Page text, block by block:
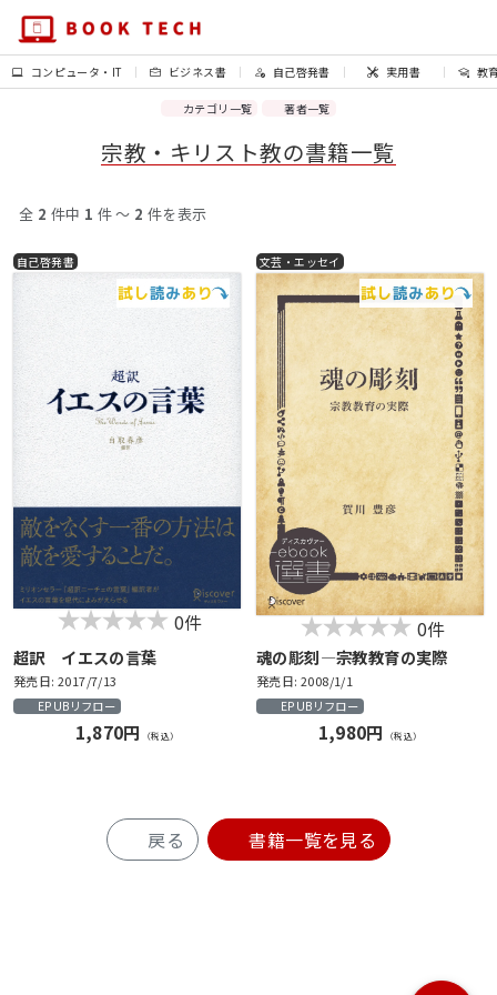
コンピュータ・IT ビジネス書 自己啓発書 実用書 教
カテゴリ一覧 著者一覧
宗教・キリスト教の書籍一覧
全 2 件中 1 件 〜 2 件を表示
自己啓発書
0件
超訳 イエスの言葉
発売日: 2017/7/13
EPUBリフロー
1,870円 （税込）
文芸・エッセイ
0件
魂の彫刻―宗教教育の実際
発売日: 2008/1/1
EPUBリフロー
1,980円 （税込）
戻る 書籍一覧を見る